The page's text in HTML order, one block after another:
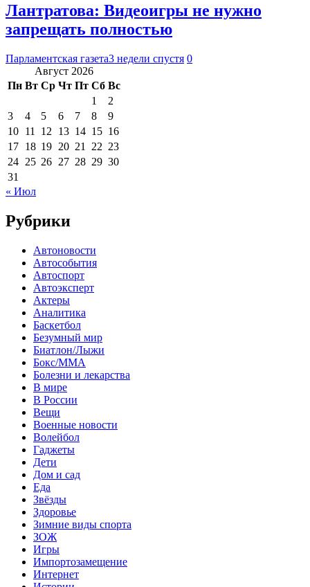
Лантратова: Видеоигры не нужно
запрещать полностью
Парламентская газета3 недели спустя 0
Август 2026
Пн Вт Ср Чт Пт Сб Вс
1
2
3
4 5 6 7 8
9
10 11 12 13 14 15 16
17 18 19 20 21 22 23
24 25 26 27 28 29 30
31
« Июл
Рубрики
Автоновости
Автособытия
Автоспорт
Автоэксперт
Актеры
Аналитика
Баскетбол
Безумный мир
Биатлон/Лыжи
Бокс/MMA
Болезни и лекарства
В мире
В России
Вещи
Военные новости
Волейбол
Гаджеты
Дети
Дом и сад
Еда
Звёзды
Здоровье
Зимние виды спорта
ЗОЖ
Игры
Импортозамещение
Интернет